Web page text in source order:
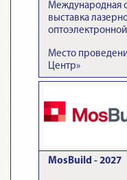
Международная
выставка
Место
Центр»
MosBuild - 2027